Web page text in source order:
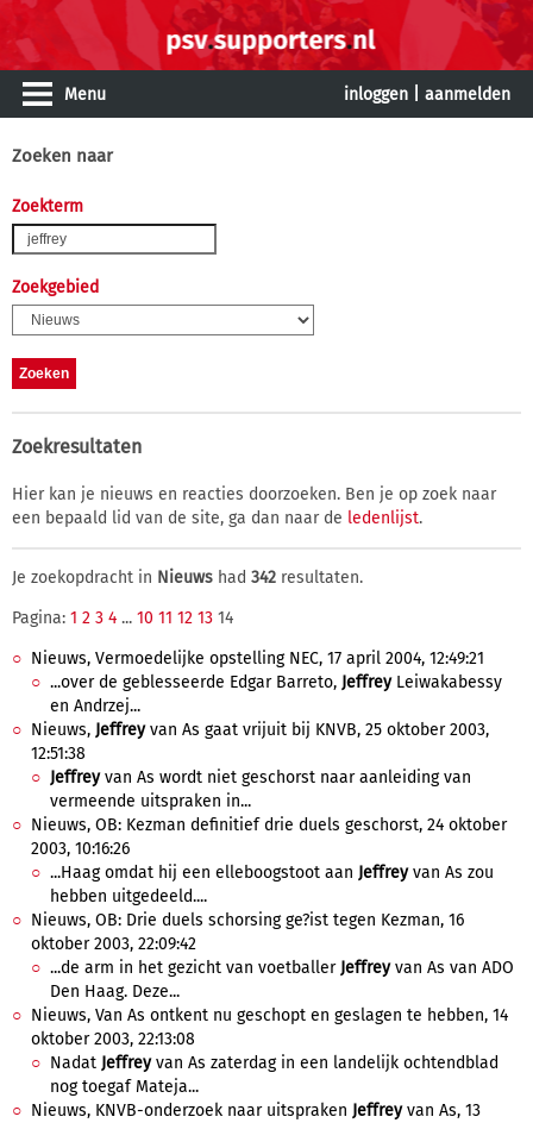
Menu inloggen aanmelden
Zoeken naar
Zoekterm
Zoekgebied
Zoekresultaten
Hier kan je nieuws en reacties doorzoeken. Ben je op zoek naar
een bepaald lid van de site, ga dan naar de ledenlijst.
Je zoekopdracht in Nieuws had 342 resultaten.
Pagina: 1 2 3 4 ... 10 11 12 13 14
Nieuws, Vermoedelijke opstelling NEC, 17 april 2004, 12:49:21
...over de geblesseerde Edgar Barreto, JeffreyLeiwakabessy
en Andrzej...
Nieuws, Jeffreyvan As gaat vrijuit bij KNVB, 25 oktober 2003,
12:51:38
Jeffreyvan As wordt niet geschorst naar aanleiding van
vermeende uitspraken in...
Nieuws, OB: Kezman definitief drie duels geschorst, 24 oktober
2003, 10:16:26
...Haag omdat hij een elleboogstoot aan Jeffreyvan As zou
hebben uitgedeeld....
Nieuws, OB: Drie duels schorsing ge?ist tegen Kezman, 16
oktober 2003, 22:09:42
...de arm in het gezicht van voetballer Jeffreyvan As van ADO
Den Haag. Deze...
Nieuws, Van As ontkent nu geschopt en geslagen te hebben, 14
oktober 2003, 22:13:08
Nadat Jeffreyvan As zaterdag in een landelijk ochtendblad
nog toegaf Mateja...
Nieuws, KNVB-onderzoek naar uitspraken Jeffreyvan As, 13